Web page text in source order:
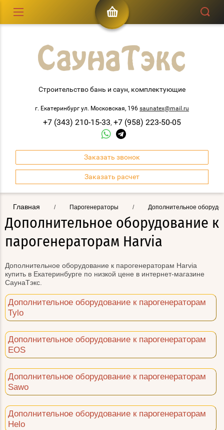
Строительство бань и саун, комплектующие
г. Екатеринбург ул. Московская, 196 saunatex@mail.ru
+7 (343) 210-15-33, +7 (958) 223-50-05
Заказать звонок
Заказать расчет
Главная / Парогенераторы / Дополнительное
Дополнительное оборудование к
парогенераторам Harvia
Дополнительное оборудование к парогенераторам Harvia
купить в Екатеринбурге по низкой цене в интернет-магазине
СаунаТэкс.
Дополнительное оборудование к парогенераторам
Tylo
Дополнительное оборудование к парогенераторам
EOS
Дополнительное оборудование к парогенераторам
Sawo
Дополнительное оборудование к парогенераторам
Helo